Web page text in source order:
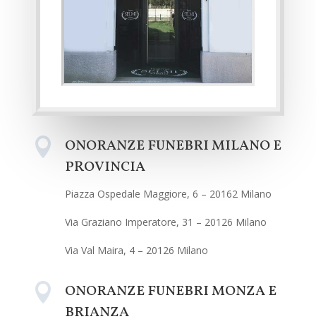

ONORANZE FUNEBRI MILANO E
PROVINCIA
Piazza Ospedale Maggiore, 6 – 20162 Milano
Via Graziano Imperatore, 31 – 20126 Milano
Via Val Maira, 4 – 20126 Milano

ONORANZE FUNEBRI MONZA E
BRIANZA